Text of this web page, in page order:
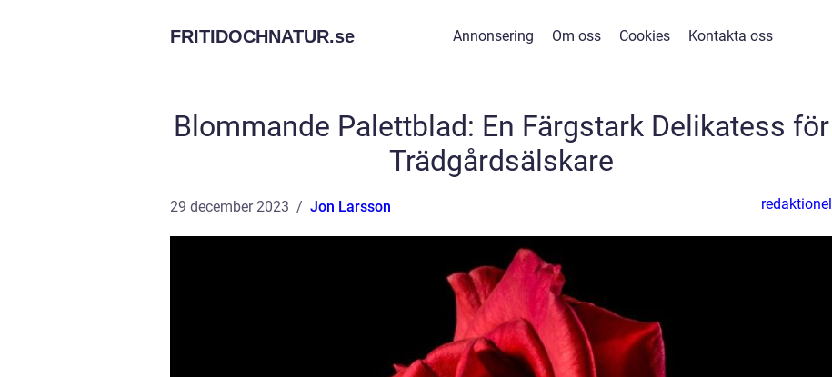
FRITIDOCHNATUR.se Annonsering Om oss Cookies Kontakta oss
Blommande Palettblad: En Färgstark Delikatess för
Trädgårdsälskare
29 december 2023 Jon Larsson redaktionel